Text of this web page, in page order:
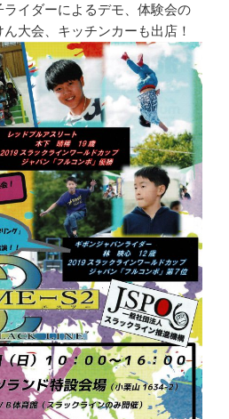
イダーによるデモ、体験会の
大会、キッチンカーも出店！